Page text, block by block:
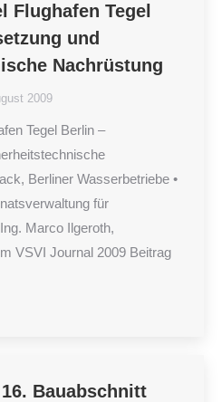
Flughafen Tegel
und
Nachrüstung
2009
Tegel Berlin –
Berliner Wasserbetriebe •
für
Marco Ilgeroth,
VSVI Journal 2009 Beitrag
Bauabschnitt